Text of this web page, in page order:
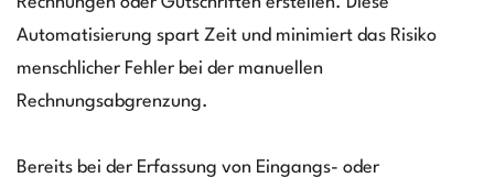
Automatisierung spart Zeit und minimiert das Risiko
menschlicher Fehler bei der manuellen
Rechnungsabgrenzung.
Bereits bei der Erfassung von Eingangs- oder